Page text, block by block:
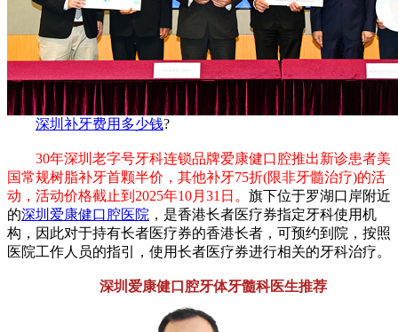
深圳补牙费用多少钱?
30年深圳老字号牙科连锁品牌爱康健口腔推出新诊患者美
国常规树脂补牙首颗半价，其他补牙75折(限非牙髓治疗)的活
动，活动价格截止到2025年10月31日。 旗下位于罗湖口岸附近
的深圳爱康健口腔医院 ，是香港长者医疗券指定牙科使用机
构，因此对于持有长者医疗券的香港长者，可预约到院，按照
医院工作人员的指引，使用长者医疗券进行相关的牙科治疗。
深圳爱康健口腔牙体牙髓科医生推荐